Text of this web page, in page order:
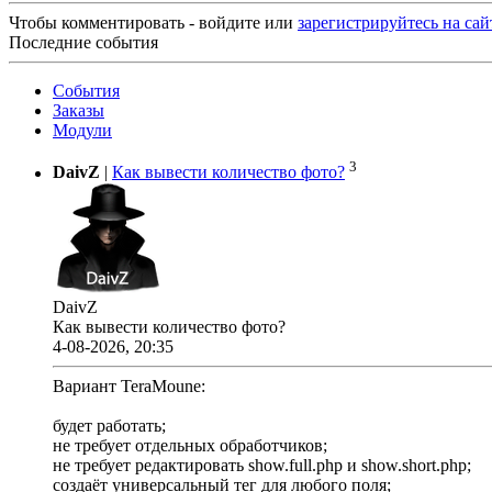
Чтобы комментировать - войдите или зарегистрируйтесь на
Последние события
События
Заказы
Модули
DaivZ Как вывести количество фото? 3
DaivZ
Как вывести количество фото?
4-08-2026, 20:35
Вариант TeraMoune:
будет работать;
не требует отдельных обработчиков;
не требует редактировать show.full.php и show.short.php;
создаёт универсальный тег для любого поля;